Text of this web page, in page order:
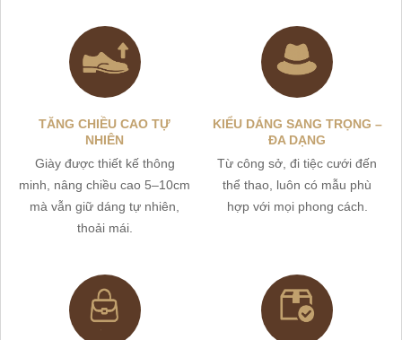
TĂNG CHIỀU CAO TỰ
NHIÊN
Giày được thiết kế thông
minh, nâng chiều cao 5–10cm
mà vẫn giữ dáng tự nhiên,
thoải mái.
KIỂU DÁNG SANG TRỌNG –
ĐA DẠNG
Từ công sở, đi tiệc cưới đến
thể thao, luôn có mẫu phù
hợp với mọi phong cách.